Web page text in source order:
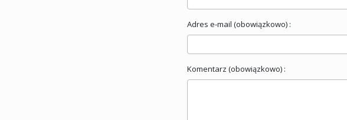
Adres e-mail (obowiązkowo) :
Komentarz (obowiązkowo) :